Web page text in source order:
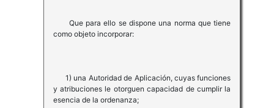
Que para ello se dispone una norma que tiene
como objeto incorporar:
1) una Autoridad de Aplicación, cuyas funciones
y atribuciones le otorguen capacidad de cumplir la
esencia de la ordenanza;